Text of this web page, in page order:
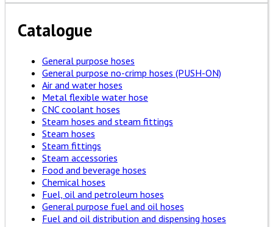
Catalogue
General purpose hoses
General purpose no-crimp hoses (PUSH-ON)
Air and water hoses
Metal flexible water hose
CNC coolant hoses
Steam hoses and steam fittings
Steam hoses
Steam fittings
Steam accessories
Food and beverage hoses
Chemical hoses
Fuel, oil and petroleum hoses
General purpose fuel and oil hoses
Fuel and oil distribution and dispensing hoses